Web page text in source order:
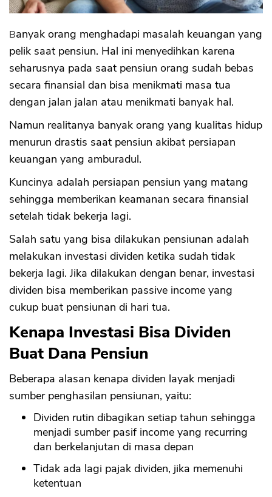
Banyak orang menghadapi masalah keuangan yang
pelik saat pensiun. Hal ini menyedihkan karena
seharusnya pada saat pensiun orang sudah bebas
secara finansial dan bisa menikmati masa tua
dengan jalan jalan atau menikmati banyak hal.
Namun realitanya banyak orang yang kualitas hidup
menurun drastis saat pensiun akibat persiapan
keuangan yang amburadul.
Kuncinya adalah persiapan pensiun yang matang
sehingga memberikan keamanan secara finansial
setelah tidak bekerja lagi.
Salah satu yang bisa dilakukan pensiunan adalah
melakukan investasi dividen ketika sudah tidak
bekerja lagi. Jika dilakukan dengan benar, investasi
dividen bisa memberikan passive income yang
cukup buat pensiunan di hari tua.
Kenapa Investasi Bisa Dividen
Buat Dana Pensiun
Beberapa alasan kenapa dividen layak menjadi
sumber penghasilan pensiunan, yaitu:
Dividen rutin dibagikan setiap tahun sehingga
menjadi sumber pasif income yang recurring
dan berkelanjutan di masa depan
Tidak ada lagi pajak dividen, jika memenuhi
ketentuan